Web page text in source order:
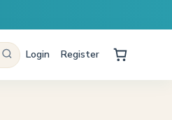
Login Register